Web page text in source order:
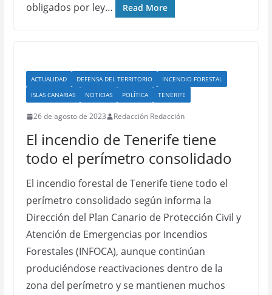
obligados por ley…
Read More
ACTUALIDAD DEFENSA DEL TERRITORIO
INCENDIO FORESTAL
ISLAS CANARIAS
NOTICIAS POLÍTICA TENERIFE
26 de agosto de 2023 Redacción Redacción
El incendio de Tenerife tiene
todo el perímetro consolidado
El incendio forestal de Tenerife tiene todo el
perímetro consolidado según informa la
Dirección del Plan Canario de Protección Civil y
Atención de Emergencias por Incendios
Forestales (INFOCA), aunque continúan
produciéndose reactivaciones dentro de la
zona del perímetro y se mantienen muchos